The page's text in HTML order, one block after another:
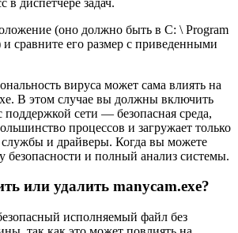
(оно должно быть в C: \ Program
сравните его размер с приведенными
вируса может сама влиять на
В этом случае вы должны включить
сети — безопасная среда,
процессов и загружает только
и драйверы. Когда вы можете
безопасности и полный анализ системы.
или удалить manycam.exe?
исполняемый файл без